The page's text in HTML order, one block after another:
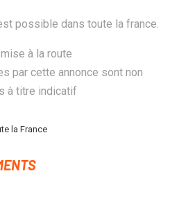
possible dans toute la france.
à la route
par cette annonce sont non
à titre indicatif
la France